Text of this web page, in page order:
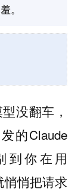
。
没翻车，
的Claude
到你在用
悄悄把请求